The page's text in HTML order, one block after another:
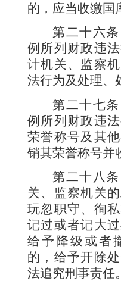
的，应当收缴国
第二十六
例所列财政违
计机关、监察
法行为及处理、
第二十七
例所列财政违
荣誉称号及其
销其荣誉称号并
第二十八
关、监察机关
玩忽职守、徇
记过或者记大
给予降级或者
的，给予开除
法追究刑事责任。